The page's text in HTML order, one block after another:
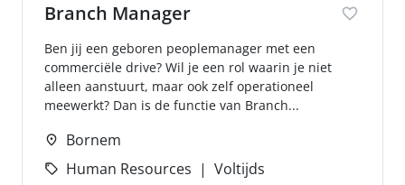
Branch Manager
Ben jij een geboren peoplemanager met een
commerciële drive? Wil je een rol waarin je niet
alleen aanstuurt, maar ook zelf operationeel
meewerkt? Dan is de functie van Branch...
Bornem
Human Resources
Voltijds